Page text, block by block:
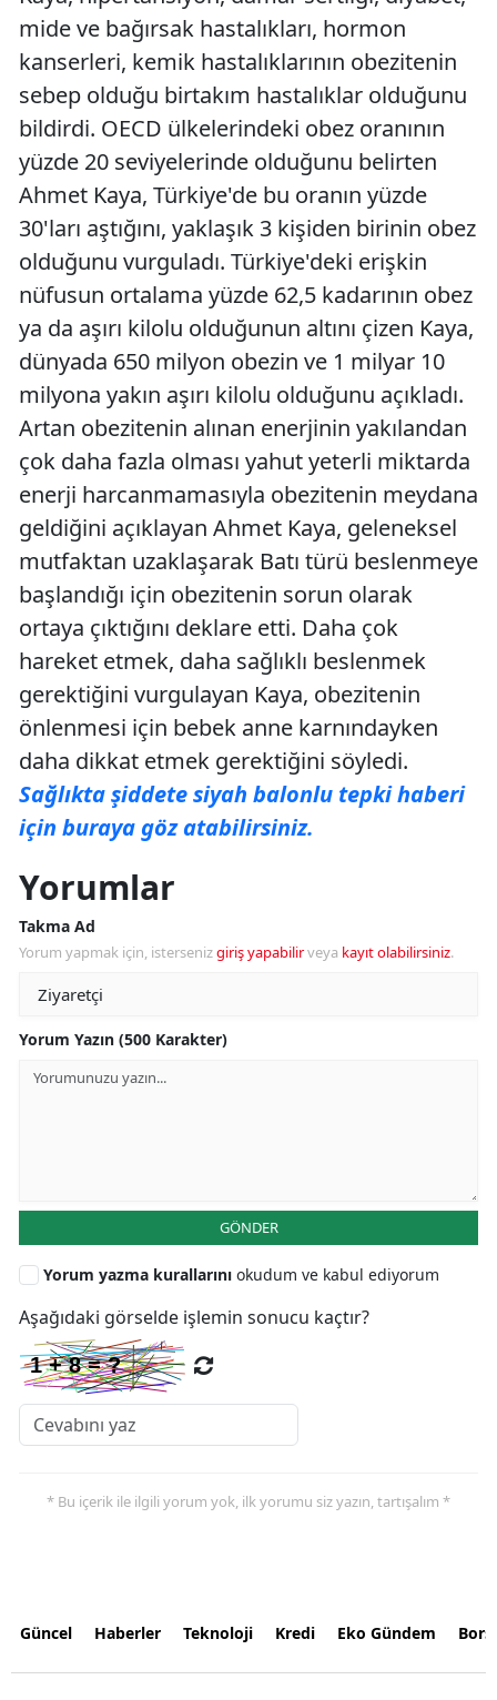
mide ve bağırsak hastalıkları, hormon
kanserleri, kemik hastalıklarının obezitenin
sebep olduğu birtakım hastalıklar olduğunu
bildirdi. OECD ülkelerindeki obez oranının
yüzde 20 seviyelerinde olduğunu belirten
Ahmet Kaya, Türkiye'de bu oranın yüzde
30'ları aştığını, yaklaşık 3 kişiden birinin obez
olduğunu vurguladı. Türkiye'deki erişkin
nüfusun ortalama yüzde 62,5 kadarının obez
ya da aşırı kilolu olduğunun altını çizen Kaya,
dünyada 650 milyon obezin ve 1 milyar 10
milyona yakın aşırı kilolu olduğunu açıkladı.
Artan obezitenin alınan enerjinin yakılandan
çok daha fazla olması yahut yeterli miktarda
enerji harcanmamasıyla obezitenin meydana
geldiğini açıklayan Ahmet Kaya, geleneksel
mutfaktan uzaklaşarak Batı türü beslenmeye
başlandığı için obezitenin sorun olarak
ortaya çıktığını deklare etti. Daha çok
hareket etmek, daha sağlıklı beslenmek
gerektiğini vurgulayan Kaya, obezitenin
önlenmesi için bebek anne karnındayken
daha dikkat etmek gerektiğini söyledi.
Sağlıkta şiddete siyah balonlu tepki haberi
için buraya göz atabilirsiniz.
Yorumlar
Takma Ad
Yorum yapmak için, istersenizgiriş yapabilirveya kayıt olabilirsiniz.
Yorum Yazın (500 Karakter)
GÖNDER
Yorum yazma kurallarını okudum ve kabul ediyorum
Aşağıdaki görselde işlemin sonucu kaçtır?
* Bu içerik ile ilgili yorum yok, ilk yorumu siz yazın, tartışalım *
Güncel Haberler Teknoloji Kredi Eko Gündem